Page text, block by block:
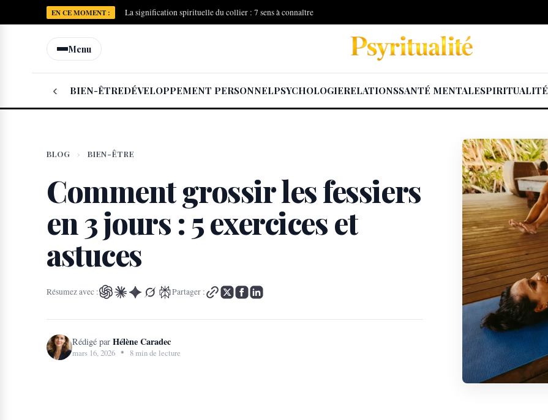
EN CE MOMENT : La signification spirituelle du collier : 7 sens à connaître
Menu
‹ BIEN-ÊTREDÉVELOPPEMENT PERSONNELPSYCHOLOGIERELATIONSSANTÉ MENTALESPIRITUALITÉ
BLOG › BIEN-ÊTRE
Comment grossir les fessiers
en 3 jours : 5 exercices et
astuces
Résumez avec : Partager :
Rédigé par Hélène Caradec
mars 16, 2026 • 8 min de lecture